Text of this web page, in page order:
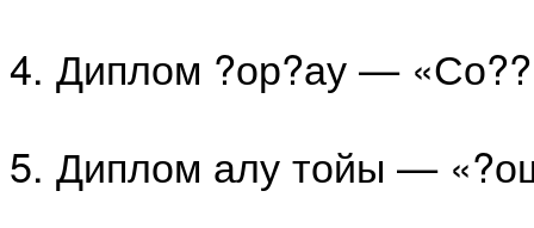
4. Диплом ?ор?ау —
5. Диплом алу тойы —